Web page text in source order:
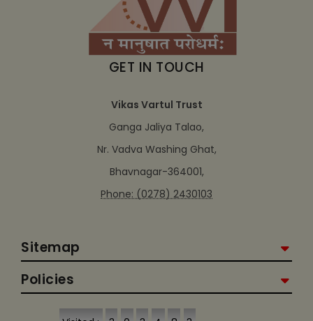
GET IN TOUCH
Vikas Vartul Trust
Ganga Jaliya Talao,
Nr. Vadva Washing Ghat,
Bhavnagar-364001,
Phone: (0278) 2430103
Sitemap
Policies